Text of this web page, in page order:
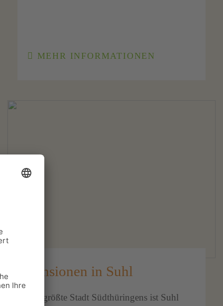
MEHR INFORMATIONEN
Pensionen in Suhl
Als größte Stadt Südthüringens ist Suhl